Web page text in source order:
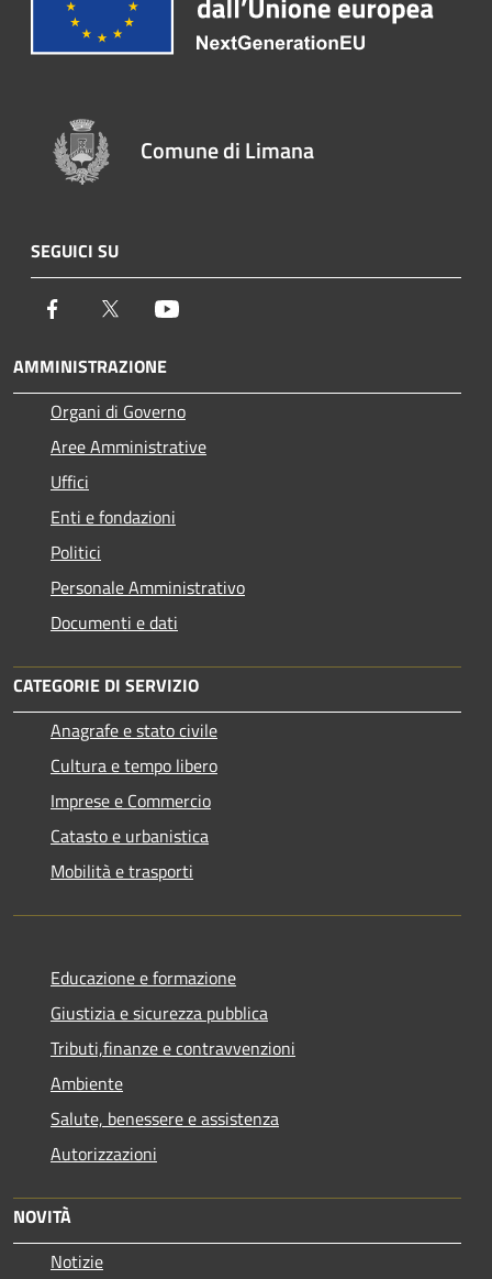
Comune di Limana
SEGUICI SU
Facebook Twitter
AMMINISTRAZIONE
Organi di Governo
Aree Amministrative
Uffici
Enti e fondazioni
Politici
Personale Amministrativo
Documenti e dati
CATEGORIE DI SERVIZIO
Anagrafe e stato civile
Cultura e tempo libero
Imprese e Commercio
Catasto e urbanistica
Mobilità e trasporti
Educazione e formazione
Giustizia e sicurezza pubblica
Tributi,finanze e contravvenzioni
Ambiente
Salute, benessere e assistenza
Autorizzazioni
NOVITÀ
Notizie